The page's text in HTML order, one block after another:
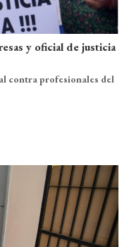
y oficial de justicia
contra profesionales del